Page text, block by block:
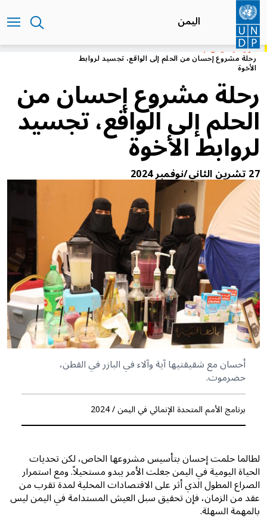
تجاوز
إلى
المحتوى
الرئيسي
اليمن
الرئيسيةاليمن
رحلة مشروع إحسان من الحلم إلى الواقع، تجسيد لروابط
الأخوة
رحلة مشروع إحسان من
الحلم إلى الواقع، تجسيد
لروابط الأخوة
27 تشرين الثاني/نوفمبر 2024
أحسان مع شقيقتيها آية وآلاء في البازر في القطن،
حضرموت.
برنامج الأمم المتحدة الإنمائي في اليمن / 2024
لطالما حلمت إحسان بتأسيس مشروعها الخاص، لكن تحديات
الحياة اليومية في اليمن جعلت الأمر يبدو مستحيلاً. ومع استمرار
الصراع المطول الذي أثر على الاقتصادات المحلية لمدة تقرب من
عقد من الزمان، فإن تحقيق سبل العيش المستدامة في اليمن ليس
بالمهمة السهلة.